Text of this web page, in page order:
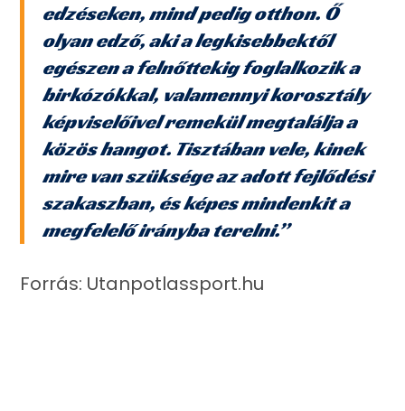
edzéseken, mind pedig otthon. Ő
olyan edző, aki a legkisebbektől
egészen a felnőttekig foglalkozik a
birkózókkal, valamennyi korosztály
képviselőivel remekül megtalálja a
közös hangot. Tisztában vele, kinek
mire van szüksége az adott fejlődési
szakaszban, és képes mindenkit a
megfelelő irányba terelni.”
Forrás: Utanpotlassport.hu